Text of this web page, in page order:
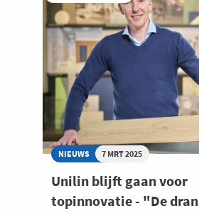
NIEUWS 7 MRT 2025
Unilin blijft gaan voor
topinnovatie - "De